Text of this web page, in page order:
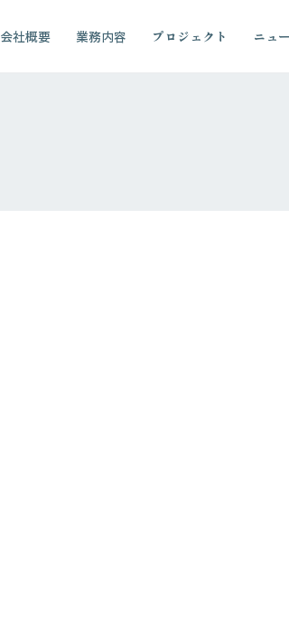
会社概要 業務内容 プロジェクト ニュ